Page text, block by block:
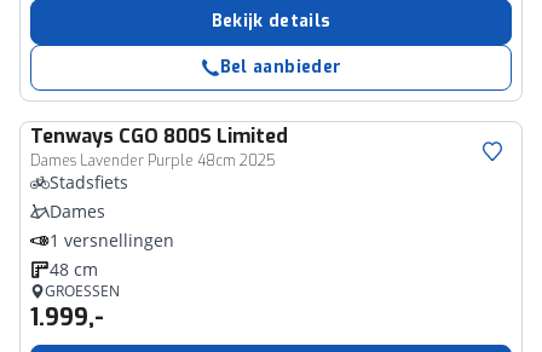
Bekijk details
Bel aanbieder
Tenways CGO 800S Limited
Dames Lavender Purple 48cm 2025
Stadsfiets
Dames
1 versnellingen
48 cm
GROESSEN
1.999,-